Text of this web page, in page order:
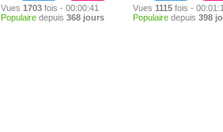
Vues 1703 fois - 00:00:41
Populaire depuis 368 jours
Vues 1115 fois -
Populaire depuis 398